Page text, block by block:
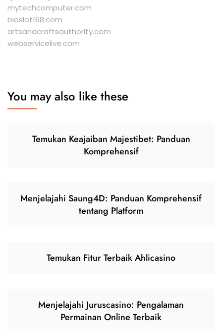
mytechcomputer.com
bioslot168.com
artsandcraftsauthority.com
webservicelive.com
You may also like these
Temukan Keajaiban Majestibet: Panduan
Komprehensif
Menjelajahi Saung4D: Panduan Komprehensif
tentang Platform
Temukan Fitur Terbaik Ahlicasino
Menjelajahi Juruscasino: Pengalaman
Permainan Online Terbaik